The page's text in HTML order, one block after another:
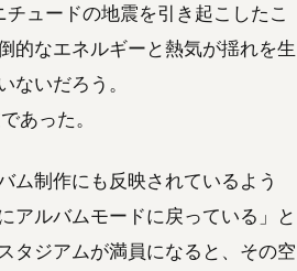
ュードの地震を引き起こしたこ
的なエネルギーと熱気が揺れを生
ないだろう。
あった。
ム制作にも反映されているよう
アルバムモードに戻っている」と
タジアムが満員になると、その空